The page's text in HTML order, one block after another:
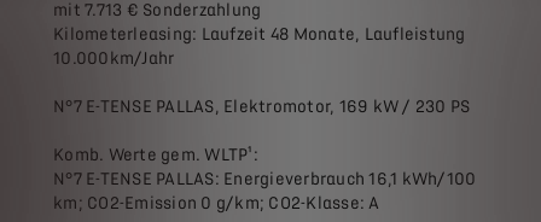
mit 7.713 € Sonderzahlung
Kilometerleasing: Laufzeit 48 Monate, Laufleistung
10.000km/Jahr
N°7 E-TENSE PALLAS, Elektromotor, 169 kW / 230 PS
Komb. Werte gem. WLTP¹:
N°7 E-TENSE PALLAS: Energieverbrauch 16,1 kWh/100
km; CO2-Emission 0 g/km; CO2-Klasse: A